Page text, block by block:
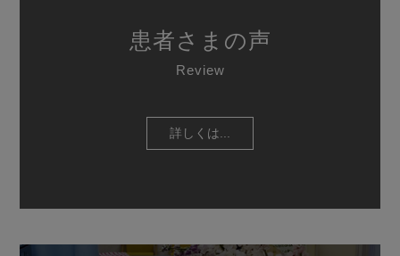
患者さまの声
Review
詳しくは...